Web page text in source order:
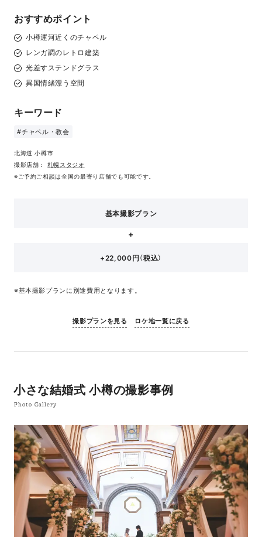
おすすめポイント
小樽運河近くのチャペル
レンガ調のレトロ建築
光差すステンドグラス
異国情緒漂う空間
キーワード
#チャペル・教会
北海道 小樽市
撮影店舗： 札幌スタジオ
※ご予約ご相談は全国の最寄り店舗でも可能です。
基本撮影プラン
+22,000円（税込）
※基本撮影プランに別途費用となります。
撮影プランを見る ロケ地一覧に戻る
小さな結婚式 小樽の撮影事例
Photo Gallery